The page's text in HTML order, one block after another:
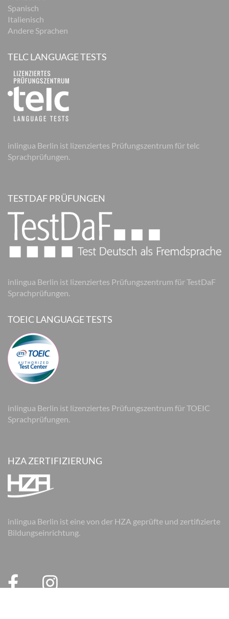
Spanisch
Italienisch
Andere Sprachen
TELC LANGUAGE TESTS
inlingua Berlin ist lizenziertes Prüfungszentrum für telc
Sprachprüfungen.
TESTDAF PRÜFUNGEN
inlingua Berlin ist lizenziertes Prüfungszentrum für TestDaF
Sprachprüfungen.
TOEIC LANGUAGE TESTS
inlingua Berlin ist lizenziertes Prüfungszentrum für TOEIC
Sprachprüfungen.
HZA ZERTIFIZIERUNG
inlingua Berlin ist eine von der HZA geprüfte und zertifizierte
Bildungseinrichtung.